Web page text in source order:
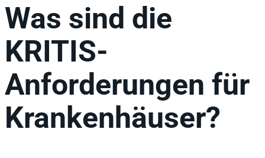
Was sind die
KRITIS-
Anforderungen für
Krankenhäuser?